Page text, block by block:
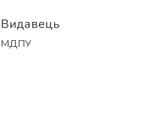
Видавець
МДПУ